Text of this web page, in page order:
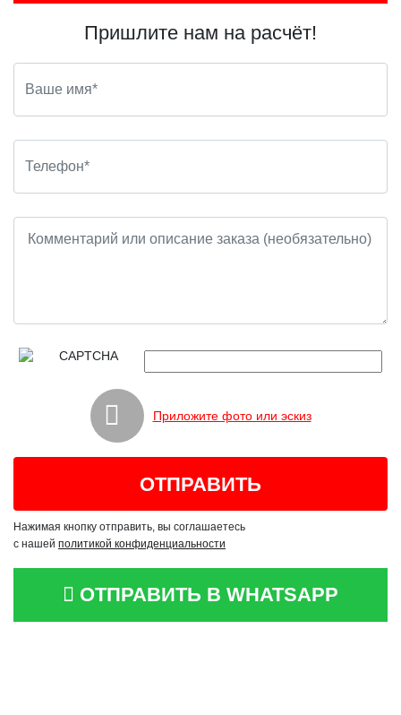
Пришлите нам на расчёт!
Приложите фото или эскиз
Нажимая кнопку отправить, вы соглашаетесь
с нашей политикой конфиденциальности
ОТПРАВИТЬ В WHATSAPP